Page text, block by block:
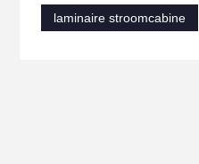
laminaire stroomcabine